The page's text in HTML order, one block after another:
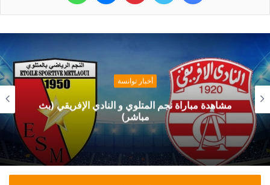
أخبار توانسة
مشاهدة مباراة نجم المتلوي و النادي الإفريقي (بث
مباشر)